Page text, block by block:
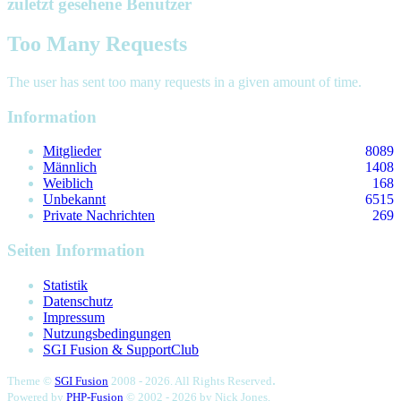
zuletzt gesehene Benutzer
Too Many Requests
The user has sent too many requests in a given amount of time.
Information
Mitglieder
8089
Männlich
1408
Weiblich
168
Unbekannt
6515
Private Nachrichten
269
Seiten Information
Statistik
Datenschutz
Impressum
Nutzungsbedingungen
SGI Fusion & SupportClub
Theme © SGI Fusion 2008 - 2026. All Rights Reserved.
Powered by PHP-Fusion © 2002 - 2026 by Nick Jones.